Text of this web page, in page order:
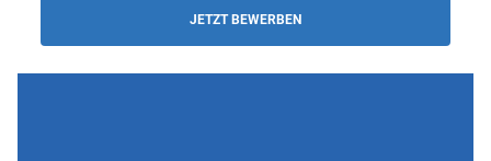
JETZT BEWERBEN